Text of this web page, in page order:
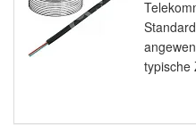
typische